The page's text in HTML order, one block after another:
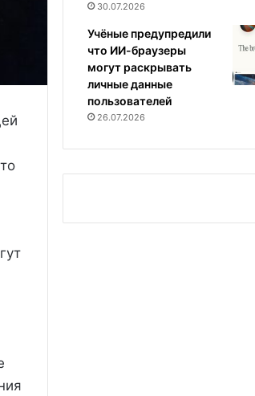
30.07.2026
Учёные предупредили
что ИИ-браузеры
могут раскрывать
личные данные
пользователей
26.07.2026